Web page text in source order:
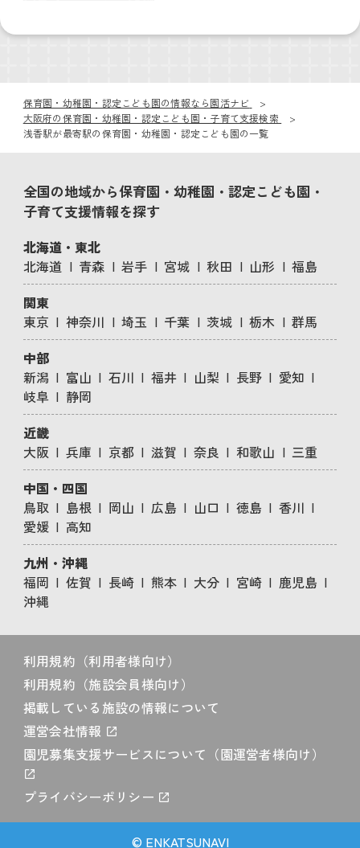
保育園・幼稚園・認定こども園の情報なら園活ナビ
大阪府の保育園・幼稚園・認定こども園・子育て支援検索
浅香駅が最寄駅の保育園・幼稚園・認定こども園の一覧
全国の地域から保育園・幼稚園・認定こども園・
子育て支援情報を探す
北海道・東北
北海道
青森 岩手 宮城 秋田 山形
福島
関東
東京
神奈川 埼玉 千葉 茨城 栃木
群馬
中部
新潟
富山 石川 福井 山梨 長野
愛知
岐阜
静岡
近畿
大阪
兵庫 京都 滋賀 奈良 和歌山
三重
中国・四国
鳥取
島根 岡山 広島 山口 徳島
香川
愛媛
高知
九州・沖縄
福岡
佐賀 長崎 熊本 大分 宮崎
鹿児島
沖縄
利用規約（利用者様向け）
利用規約（施設会員様向け）
掲載している施設の情報について
運営会社情報
園児募集支援サービスについて（園運営者様向け）
プライバシーポリシー
© ENKATSUNAVI